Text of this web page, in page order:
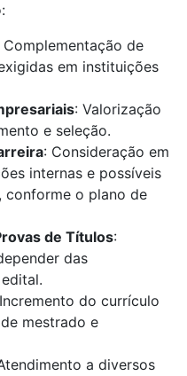
Complementação de
em instituições
: Valorização
e seleção.
: Consideração em
internas e possíveis
conforme o plano de
de Títulos:
das
do currículo
mestrado e
a diversos